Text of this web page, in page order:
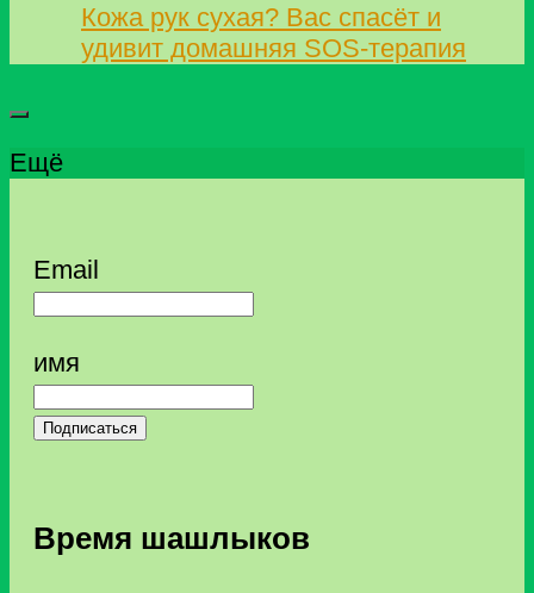
Кожа рук сухая? Вас спасёт и
удивит домашняя SOS-терапия
Ещё
Email
имя
Подписаться
Время шашлыков